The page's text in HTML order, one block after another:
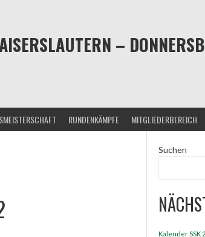
–
RUNDENKÄMPFE MITGLIEDERBEREICH
Suchen
Kalender SSK